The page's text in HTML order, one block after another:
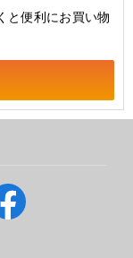
と便利にお買い物